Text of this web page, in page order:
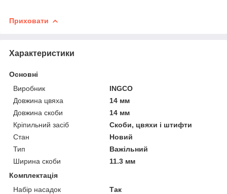
Приховати
Характеристики
Основні
Виробник
INGCO
Довжина цвяха
14 мм
Довжина скоби
14 мм
Кріпильний засіб
Скоби, цвяхи і штифти
Стан
Новий
Тип
Важільний
Ширина скоби
11.3 мм
Комплектація
Набір насадок
Так